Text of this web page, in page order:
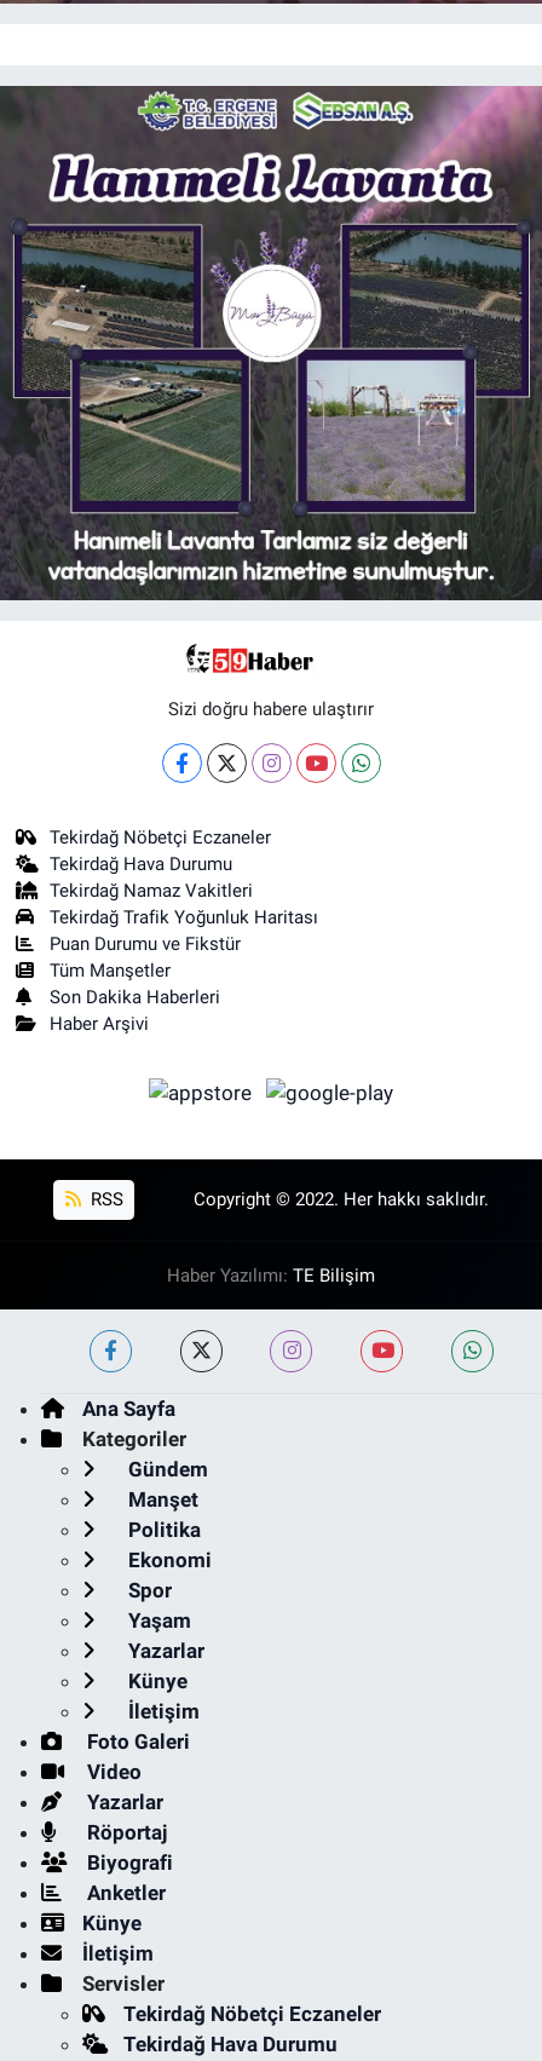
Sizi doğru habere ulaştırır
Tekirdağ Nöbetçi Eczaneler
Tekirdağ Hava Durumu
Tekirdağ Namaz Vakitleri
Tekirdağ Trafik Yoğunluk Haritası
Puan Durumu ve Fikstür
Tüm Manşetler
Son Dakika Haberleri
Haber Arşivi
RSS Copyright © 2022. Her hakkı saklıdır.
Haber Yazılımı: TE Bilişim
Ana Sayfa
Kategoriler
Gündem
Manşet
Politika
Ekonomi
Spor
Yaşam
Yazarlar
Künye
İletişim
Foto Galeri
Video
Yazarlar
Röportaj
Biyografi
Anketler
Künye
İletişim
Servisler
Tekirdağ Nöbetçi Eczaneler
Tekirdağ Hava Durumu